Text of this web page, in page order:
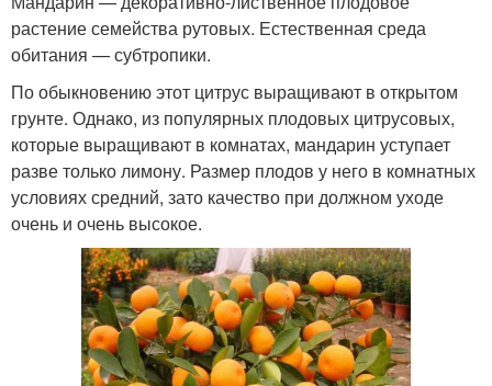
растение семейства рутовых. Естественная среда
обитания — субтропики.
По обыкновению этот цитрус выращивают в открытом
грунте. Однако, из популярных плодовых цитрусовых,
которые выращивают в комнатах, мандарин уступает
разве только лимону. Размер плодов у него в комнатных
условиях средний, зато качество при должном уходе
очень и очень высокое.